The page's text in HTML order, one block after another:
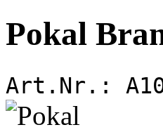
Pokal
Art.Nr.: